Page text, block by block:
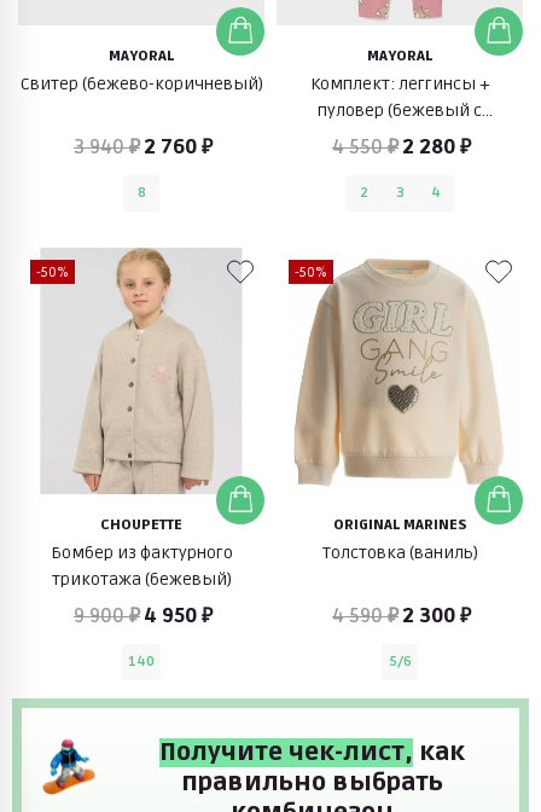
MAYORAL
Свитер (бежево-коричневый)
3 940 ₽ 2 760 ₽
8
MAYORAL
Комплект: леггинсы +
пуловер (бежевый с
розовым)
4 550 ₽ 2 280 ₽
2 3 4
-50%
CHOUPETTE
Бомбер из фактурного
трикотажа (бежевый)
9 900 ₽ 4 950 ₽
140
-50%
ORIGINAL MARINES
Толстовка (ваниль)
4 590 ₽ 2 300 ₽
5/6
Получите чек-лист, как
правильно выбрать